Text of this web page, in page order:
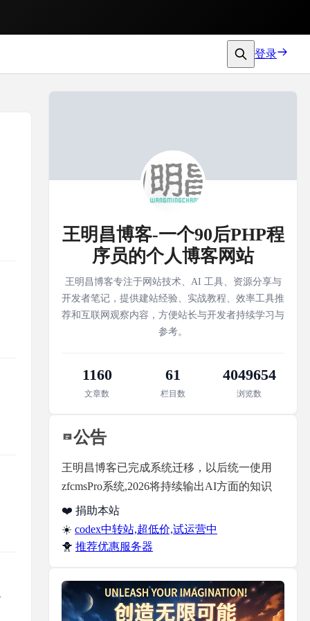
登录
王明昌博客-一个90后PHP程
序员的个人博客网站
王明昌博客专注于网站技术、AI 工具、资源分享与
开发者笔记，提供建站经验、实战教程、效率工具推
荐和互联网观察内容，方便站长与开发者持续学习与
参考。
1160
文章数
61
栏目数
4049654
浏览数
公告
王明昌博客已完成系统迁移，以后统一使用
zfcmsPro系统,2026将持续输出AI方面的知识
❤️ 捐助本站
☀️ codex中转站,超低价,试运营中
🐥 推荐优惠服务器